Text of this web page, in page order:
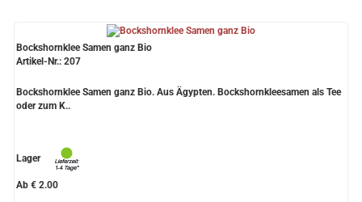
Bockshornklee Samen ganz Bio
Artikel-Nr.: 207
Bockshornklee Samen ganz Bio. Aus Ägypten. Bockshornkleesamen als Tee
oder zum K..
Lager
Ab € 2.00